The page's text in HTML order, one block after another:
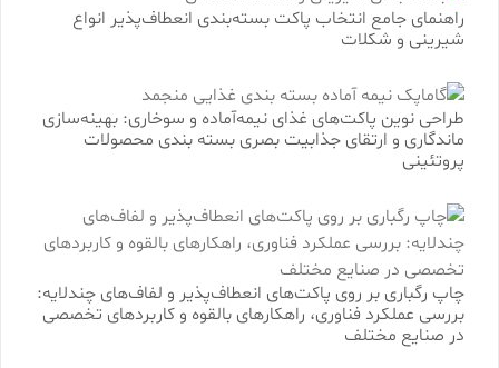
راهنمای جامع انتخاب پاکت بسته‌بندی انعطاف‌پذیر انواع
شیرینی و شکلات
طراحی نوین پاکت‌های غذای نیمه‌آماده و سوخاری: بهینه‌سازی
ماندگاری و ارتقای جذابیت بصری بسته بندی محصولات
پروتئینی
چاپ رگباری بر روی پاکت‌های انعطاف‌پذیر و لفاف‌های چندلایه:
بررسی عملکرد فناوری، راهکارهای بالقوه و کاربردهای تخصصی
در صنایع مختلف